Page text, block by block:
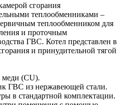
сгорания
теплообменниками –
теплообменником для
и проточным
ГВС. Котел представлен в
и принудительной тягой
меди (CU).
ГВС из нержавеющей стали.
в стандартной комплектации.